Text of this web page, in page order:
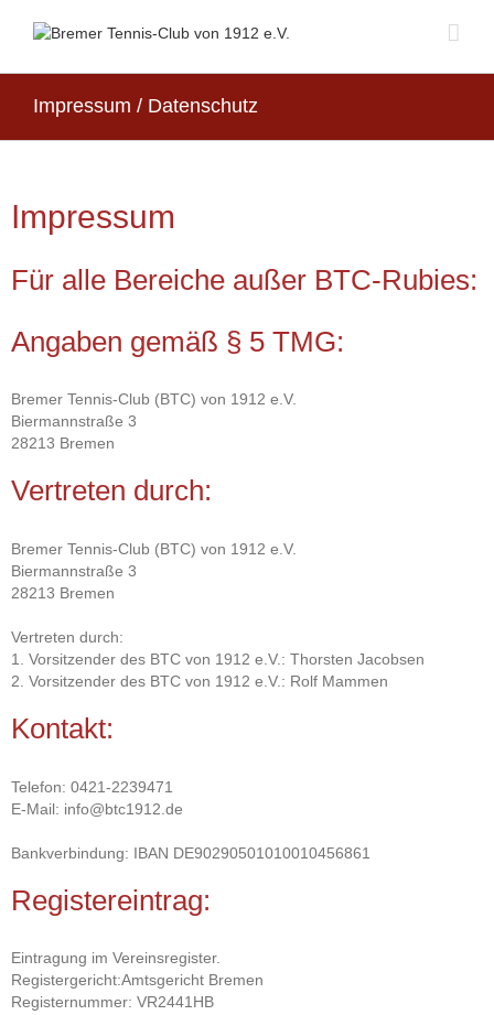
Impressum / Datenschutz
Impressum
Für alle Bereiche außer BTC-Rubies:
Angaben gemäß § 5 TMG:
Bremer Tennis-Club (BTC) von 1912 e.V.
Biermannstraße 3
28213 Bremen
Vertreten durch:
Bremer Tennis-Club (BTC) von 1912 e.V.
Biermannstraße 3
28213 Bremen
Vertreten durch:
1. Vorsitzender des BTC von 1912 e.V.: Thorsten Jacobsen
2. Vorsitzender des BTC von 1912 e.V.: Rolf Mammen
Kontakt:
Telefon: 0421-2239471
E-Mail: info@btc1912.de
Bankverbindung: IBAN DE90290501010010456861
Registereintrag:
Eintragung im Vereinsregister.
Registergericht:Amtsgericht Bremen
Registernummer: VR2441HB